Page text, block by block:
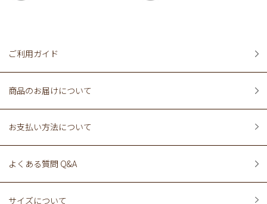
ご利用ガイド
商品のお届けについて
お支払い方法について
よくある質問 Q&A
サイズについて